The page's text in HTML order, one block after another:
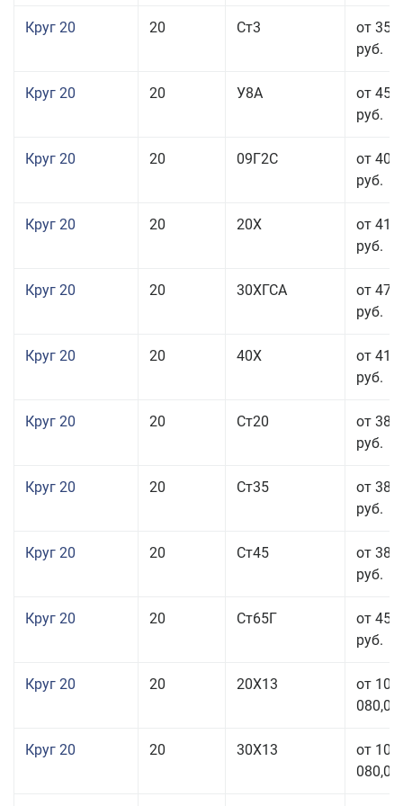
Круг 20 20 Ст3
от 35
руб.
Круг 20 20 У8А
от 45
руб.
Круг 20 20 09Г2С
от 40
руб.
Круг 20 20 20Х
от 41
руб.
Круг 20 20 30ХГСА
от 47
руб.
Круг 20 20 40Х
от 41
руб.
Круг 20 20 Ст20
от 38
руб.
Круг 20 20 Ст35
от 38
руб.
Круг 20 20 Ст45
от 38
руб.
Круг 20 20 Ст65Г
от 45
руб.
Круг 20 20 20Х13
от 103
080,00
Круг 20 20 30Х13
от 103
080,00